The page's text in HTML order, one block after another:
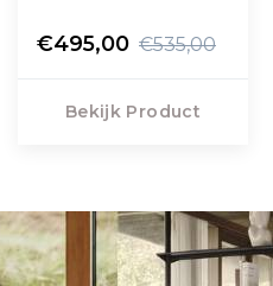
€495,00 €535,00
Bekijk Product